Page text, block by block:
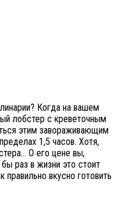
Когда на вашем
лобстер с креветочным
этим завораживающим
1,5 часов. Хотя,
О его цене вы,
раз в жизни это стоит
правильно вкусно готовить